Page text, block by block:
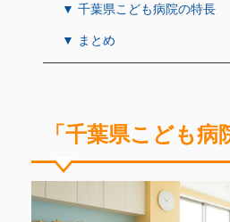
▼ 千葉県こども病院の特長
▼ まとめ
「千葉県こども病